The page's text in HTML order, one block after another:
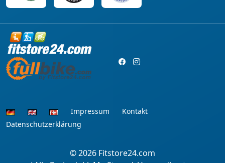
Impressum
Kontakt
Datenschutzerklärung
© 2026 Fitstore24.com